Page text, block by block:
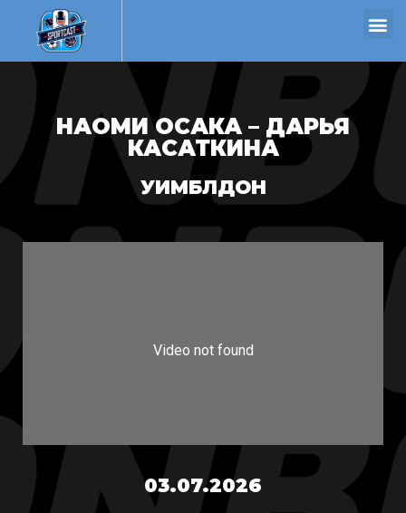
НАОМИ ОСАКА – ДАРЬЯ
КАСАТКИНА
УИМБЛДОН
03.07.2026